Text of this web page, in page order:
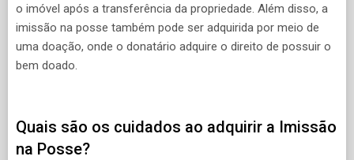
o imóvel após a transferência da propriedade. Além disso, a
imissão na posse também pode ser adquirida por meio de
uma doação, onde o donatário adquire o direito de possuir o
bem doado.
Quais são os cuidados ao adquirir a Imissão
na Posse?